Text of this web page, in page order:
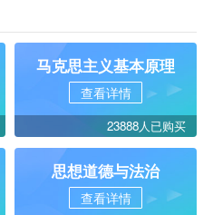
马克思主义基本原理
查看详情
23888人已购买
思想道德与法治
查看详情